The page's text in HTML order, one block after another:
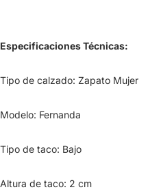
Especificaciones Técnicas:
Tipo de calzado: Zapato Mujer
Modelo: Fernanda
Tipo de taco: Bajo
Altura de taco: 2 cm